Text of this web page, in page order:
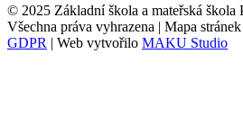
© 2025 Základní škola a mateřská škola
Všechna práva vyhrazena | Mapa stránek
GDPR | Web vytvořilo MAKU Studio